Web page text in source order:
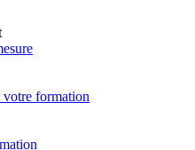
votre formation